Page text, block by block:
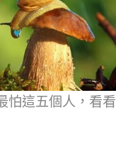
怕這五個人，看看